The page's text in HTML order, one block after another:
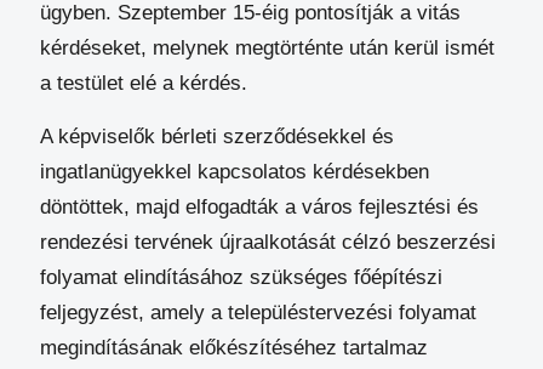
ügyben. Szeptember 15-éig pontosítják a vitás
kérdéseket, melynek megtörténte után kerül ismét
a testület elé a kérdés.
A képviselők bérleti szerződésekkel és
ingatlanügyekkel kapcsolatos kérdésekben
döntöttek, majd elfogadták a város fejlesztési és
rendezési tervének újraalkotását célzó beszerzési
folyamat elindításához szükséges főépítészi
feljegyzést, amely a településtervezési folyamat
megindításának előkészítéséhez tartalmaz